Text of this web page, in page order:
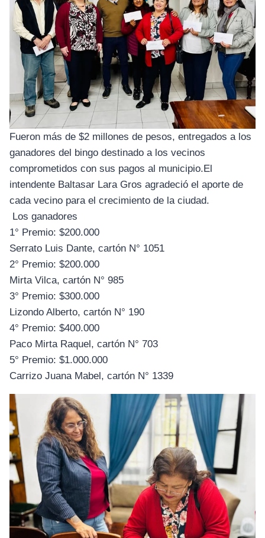
Fueron más de $2 millones de pesos, entregados a los
ganadores del bingo destinado a los vecinos
comprometidos con sus pagos al municipio.El
intendente Baltasar Lara Gros agradeció el aporte de
cada vecino para el crecimiento de la ciudad.
Los ganadores
1° Premio: $200.000
Serrato Luis Dante, cartón N° 1051
2° Premio: $200.000
Mirta Vilca, cartón N° 985
3° Premio: $300.000
Lizondo Alberto, cartón N° 190
4° Premio: $400.000
Paco Mirta Raquel, cartón N° 703
5° Premio: $1.000.000
Carrizo Juana Mabel, cartón N° 1339